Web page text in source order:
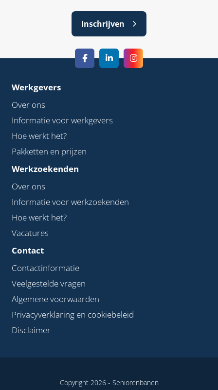
Inschrijven
Werkgevers
Over ons
Informatie voor werkgevers
Hoe werkt het?
Pakketten en prijzen
Werkzoekenden
Over ons
Informatie voor werkzoekenden
Hoe werkt het?
Vacatures
Contact
Contactinformatie
Veelgestelde vragen
Algemene voorwaarden
Privacyverklaring en cookiebeleid
Disclaimer
Copyright 2026 - Seniorenbanen